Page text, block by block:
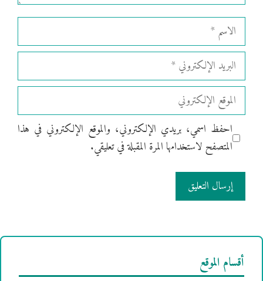
الاسم
البريد
الإلكتروني
الموقع
الإلكتروني
احفظ اسمي، بريدي الإلكتروني، والموقع الإلكتروني في هذا
المتصفح لاستخدامها المرة المقبلة في تعليقي.
أقسام الموقع